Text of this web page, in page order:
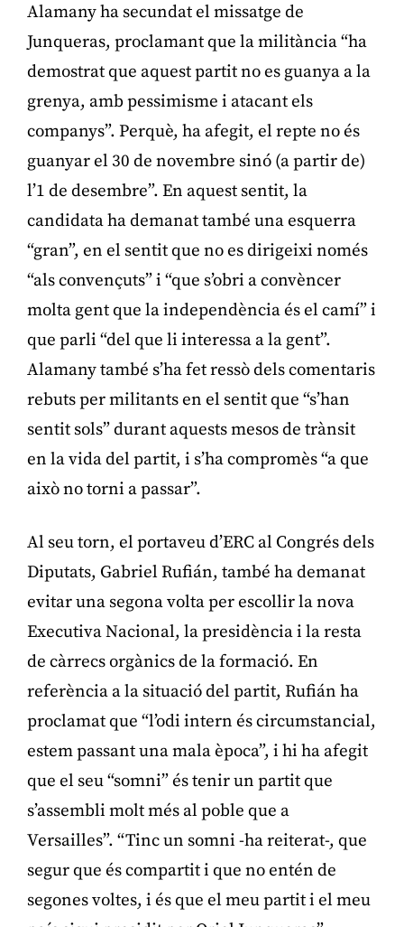
Alamany ha secundat el missatge de
Junqueras, proclamant que la militància “ha
demostrat que aquest partit no es guanya a la
grenya, amb pessimisme i atacant els
companys”. Perquè, ha afegit, el repte no és
guanyar el 30 de novembre sinó (a partir de)
l’1 de desembre”. En aquest sentit, la
candidata ha demanat també una esquerra
“gran”, en el sentit que no es dirigeixi només
“als convençuts” i “que s’obri a convèncer
molta gent que la independència és el camí” i
que parli “del que li interessa a la gent”.
Alamany també s’ha fet ressò dels comentaris
rebuts per militants en el sentit que “s’han
sentit sols” durant aquests mesos de trànsit
en la vida del partit, i s’ha compromès “a que
això no torni a passar”.
Al seu torn, el portaveu d’ERC al Congrés dels
Diputats, Gabriel Rufián, també ha demanat
evitar una segona volta per escollir la nova
Executiva Nacional, la presidència i la resta
de càrrecs orgànics de la formació. En
referència a la situació del partit, Rufián ha
proclamat que “l’odi intern és circumstancial,
estem passant una mala època”, i hi ha afegit
que el seu “somni” és tenir un partit que
s’assembli molt més al poble que a
Versailles”. “Tinc un somni -ha reiterat-, que
segur que és compartit i que no entén de
segones voltes, i és que el meu partit i el meu